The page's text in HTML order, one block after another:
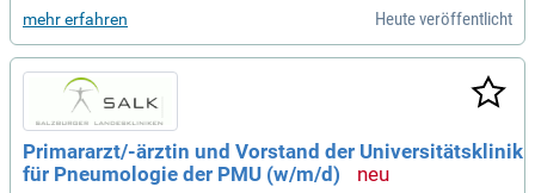
mehr erfahren Heute veröffentlicht
Primararzt/-ärztin und Vorstand der Universitätsklinik
für Pneumologie der PMU (w/m/d)